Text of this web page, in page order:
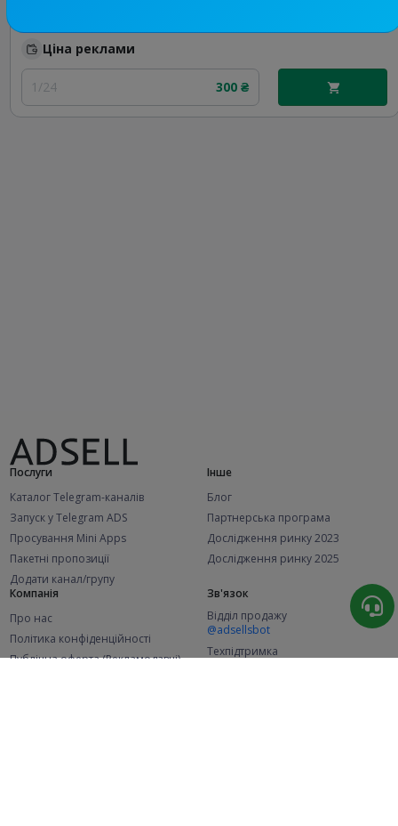
Ціна реклами
1/24 300 ₴
Послуги
Каталог Telegram-каналів
Запуск у Telegram ADS
Просування Mini Apps
Пакетні пропозиції
Додати канал/групу
Інше
Блог
Партнерська програма
Дослідження ринку 2023
Дослідження ринку 2025
Компанія
Про нас
Політика конфіденційності
Публічна оферта (Рекламодавці)
Зв'язок
Відділ продажу
@adsellsbot
Техпідтримка